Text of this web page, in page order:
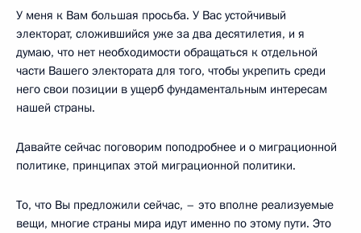
У меня к Вам большая просьба. У Вас устойчивый
электорат, сложившийся уже за два десятилетия, и я
думаю, что нет необходимости обращаться к отдельной
части Вашего электората для того, чтобы укрепить среди
него свои позиции в ущерб фундаментальным интересам
нашей страны.
Давайте сейчас поговорим поподробнее и о миграционной
политике, принципах этой миграционной политики.
То, что Вы предложили сейчас, – это вполне реализуемые
вещи, многие страны мира идут именно по этому пути. Это